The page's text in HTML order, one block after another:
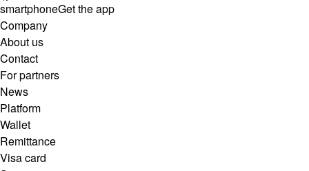
smartphoneGet the app
Company
About us
Contact
For partners
News
Platform
Wallet
Remittance
Visa card